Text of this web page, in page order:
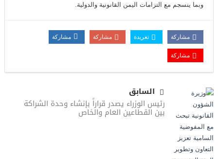
وبما ينسجم مع التزامات اليمن القانونية والدولية.
مشاركة تغريدة مشاركة مشاركة
مشاركة
السابق
رئيس الوزراء يصدر قراراً بإنشاء وحدة الشراكة
بين القطاعين العام والخاص